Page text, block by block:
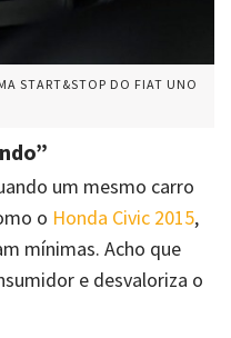
START&STOP DO FIAT UNO
um mesmo carro
o Honda Civic 2015,
mínimas. Acho que
e desvaloriza o